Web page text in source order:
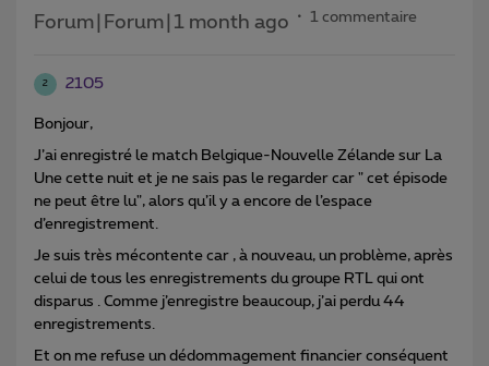
Forum|Forum|1 month ago 1 commentaire
2 2105
Bonjour,
J’ai enregistré le match Belgique-Nouvelle Zélande sur La
Une cette nuit et je ne sais pas le regarder car " cet épisode
ne peut être lu", alors qu’il y a encore de l’espace
d’enregistrement.
Je suis très mécontente car , à nouveau, un problème, après
celui de tous les enregistrements du groupe RTL qui ont
disparus . Comme j’enregistre beaucoup, j’ai perdu 44
enregistrements.
Et on me refuse un dédommagement financier conséquent